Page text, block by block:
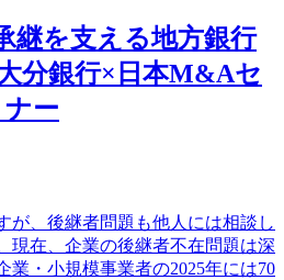
継を支える地方銀行
分銀行×日本M&Aセ
ー
が、後継者問題も他人には相談し
現在、企業の後継者不在問題は深
業・小規模事業者の2025年には70